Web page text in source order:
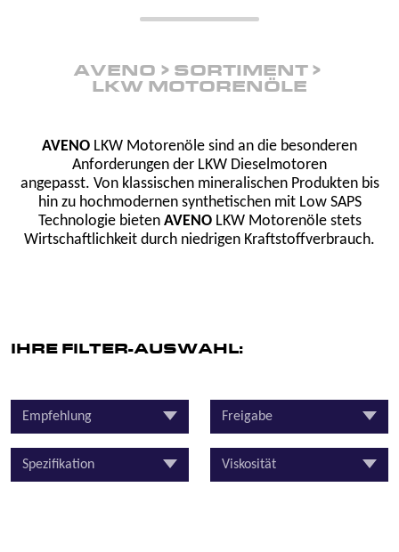
AVENO
SORTIMENT
LKW MOTORENÖLE
AVENO LKW Motorenöle sind an die besonderen
Anforderungen der LKW Dieselmotoren
angepasst. Von klassischen mineralischen Produkten bis
hin zu hochmodernen synthetischen mit Low SAPS
Technologie bieten AVENOLKW Motorenöle stets
Wirtschaftlichkeit durch niedrigen Kraftstoffverbrauch.
IHRE FILTER-AUSWAHL:
Empfehlung Freigabe
Spezifikation Viskosität